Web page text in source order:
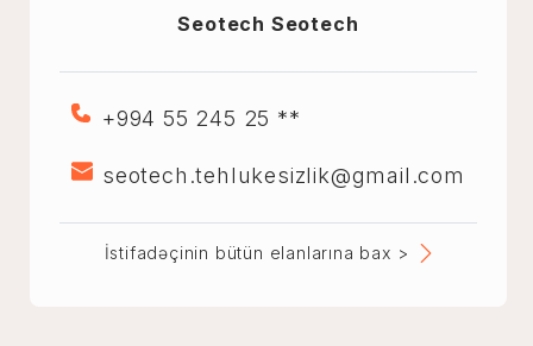
Seotech Seotech
+994 55 245 25 **
seotech.tehlukesizlik@gmail.com
İstifadəçinin bütün elanlarına bax >